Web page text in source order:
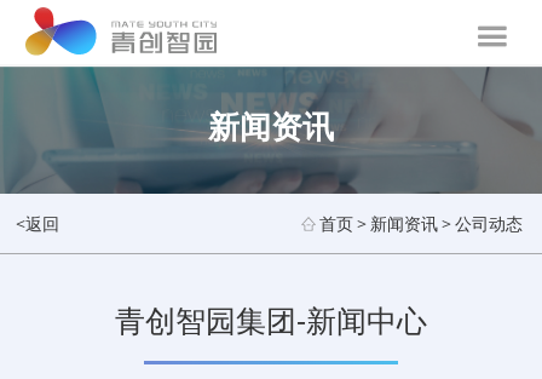
新闻资讯
<返回 首页> 新闻资讯>公司动态
青创智园集团-新闻中心